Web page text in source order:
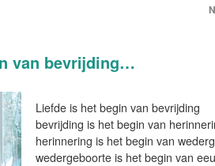
van bevrijding…
Liefde is het begin van bevrijding
bevrijding is het begin van
herinnering is het begin van
wedergeboorte is het begin van